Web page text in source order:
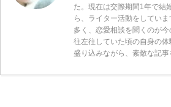
た。現在は交際期間1年で結
ら、ライター活動をしてい
多く、恋愛相談を聞くのが
往左往していた頃の自身の
盛り込みながら、素敵な記